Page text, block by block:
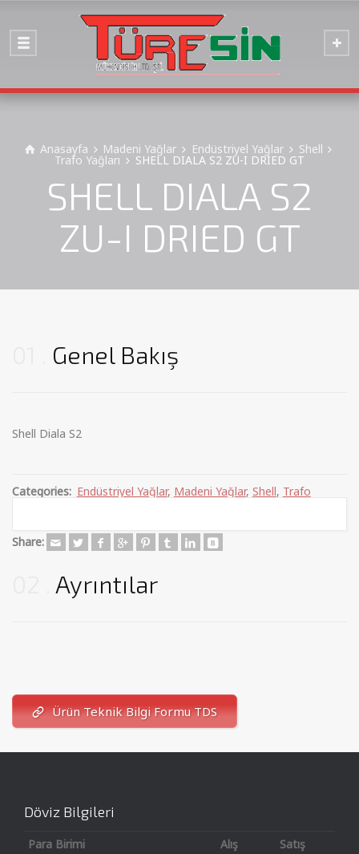
Anasayfa Madeni Yağlar Endüstriyel Yağlar Shell
Trafo Yağları SHELL DIALA S2 ZU-I DRIED GT
SHELL DIALA S2
ZU-I DRIED GT
Genel Bakış
Shell Diala S2
Categories: Endüstriyel Yağlar, Madeni Yağlar, Shell, Trafo
Share:
Ayrıntılar
Ürün Teknik Bilgi Formu TDS
Döviz Bilgileri
Para Birimi Alış
Satış